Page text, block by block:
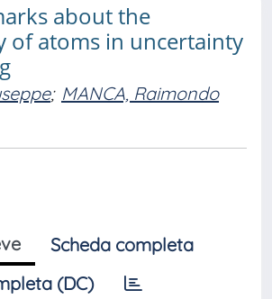
about the
of atoms in uncertainty
; MANCA, Raimondo
Scheda completa
(DC)